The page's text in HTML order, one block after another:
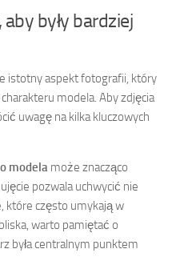
były bardziej
istotny aspekt fotografii, który
modela. Aby zdjęcia
uwagę na kilka kluczowych
modela może znacząco
pozwala uchwycić nie
które często umykają w
warto pamiętać o
była centralnym punktem